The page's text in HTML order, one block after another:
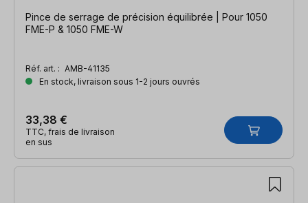
Pince de serrage de précision équilibrée | Pour 1050
FME-P & 1050 FME-W
Réf. art. : AMB-41135
En stock, livraison sous 1-2 jours ouvrés
33,38 €
TTC, frais de livraison
en sus